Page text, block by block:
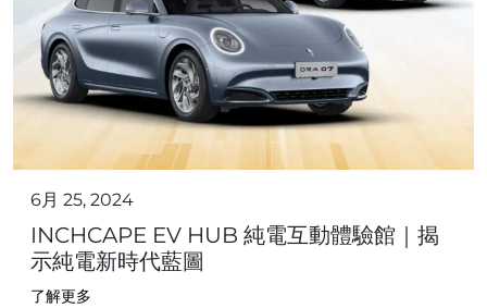
6月 25, 2024
INCHCAPE EV HUB 純電互動體驗館｜揭
示純電新時代藍圖
了解更多